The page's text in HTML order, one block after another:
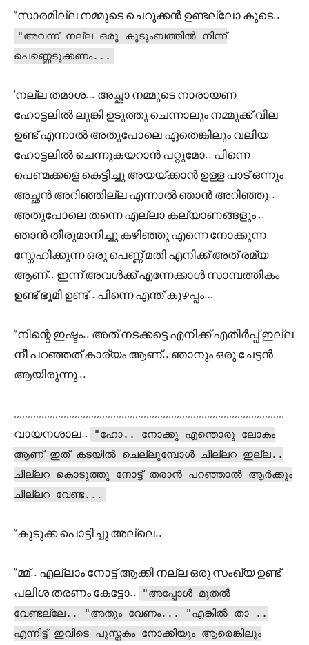
“സാരമില്ല നമ്മുടെ ചെറുക്കൻ ഉണ്ടല്ലോ കൂടെ..
"അവന്ന് നല്ല ഒരു കുടുംബത്തിൽ നിന്ന്
പെണ്ണെടുക്കണം...
‘നല്ല തമാശ… അച്ഛാ നമ്മുടെ നാരായണ
ഹോട്ടലിൽ ലുങ്കി ഉടുത്തു ചെന്നാലും നമ്മുക്ക് വില
ഉണ്ട് എന്നാൽ അതുപോലെ ഏതെങ്കിലും വലിയ
ഹോട്ടലിൽ ചെന്നുകയറാൻ പറ്റുമോ.. പിന്നെ
പെണ്മക്കളെ കെട്ടിച്ചു അയയ്ക്കാൻ ഉള്ള പാട് ഒന്നും
അച്ഛൻ അറിഞ്ഞില്ല എന്നാൽ ഞാൻ അറിഞ്ഞു..
അതുപോലെ തന്നെ എല്ലാ കല്യാണങ്ങളും ..
ഞാൻ തീരുമാനിച്ചു കഴിഞ്ഞു എന്നെ നോക്കുന്ന
സ്നേഹിക്കുന്ന ഒരു പെണ്ണ് മതി എനിക്ക് അത് രമ്യ
ആണ്.. ഇന്ന് അവൾക്ക് എന്നേക്കാൾ സാമ്പത്തികം
ഉണ്ട് ഭൂമി ഉണ്ട്.. പിന്നെ എന്ത് കുഴപ്പം…
“നിന്റെ ഇഷ്ടം.. അത് നടക്കട്ടെ എനിക്ക് എതിർപ്പ് ഇല്ല
നീ പറഞ്ഞത് കാര്യം ആണ്.. ഞാനും ഒരു ചേട്ടൻ
ആയിരുന്നു ..
,,,,,,,,,,,,,,,,,,,,,,,,,,,,,,,,,,,,,,,,,,,,,,,,,,,,,,,,,,,,,,,,,,,,,,,,,,,,,,,,,,,,,,,,,,,,,,,,,,
വായനശാല..
"ഹോ.. നോക്കു എന്തൊരു ലോകം
ആണ് ഇത് കടയിൽ ചെല്ലുമ്പോൾ ചില്ലറ ഇല്ല..
ചില്ലറ കൊടുത്തു നോട്ട് തരാൻ പറഞ്ഞാൽ ആർക്കും
ചില്ലറ വേണ്ട...
“കുടുക്ക പൊട്ടിച്ചു അല്ലെ..
“മ്മ്.. എല്ലാം നോട്ട് ആക്കി നല്ല ഒരു സംഖ്യ ഉണ്ട്
പലിശ തരണം കേട്ടോ..
"അപ്പോൾ മുതൽ
വേണ്ടല്ലേ.. "അതും വേണം... "എങ്കിൽ താ ..
എന്നിട്ട് ഇവിടെ പുസ്തകം നോക്കിയും ആരെങ്കിലും